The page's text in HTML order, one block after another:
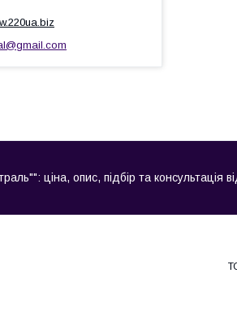
ціна, опис, підбір та консультація